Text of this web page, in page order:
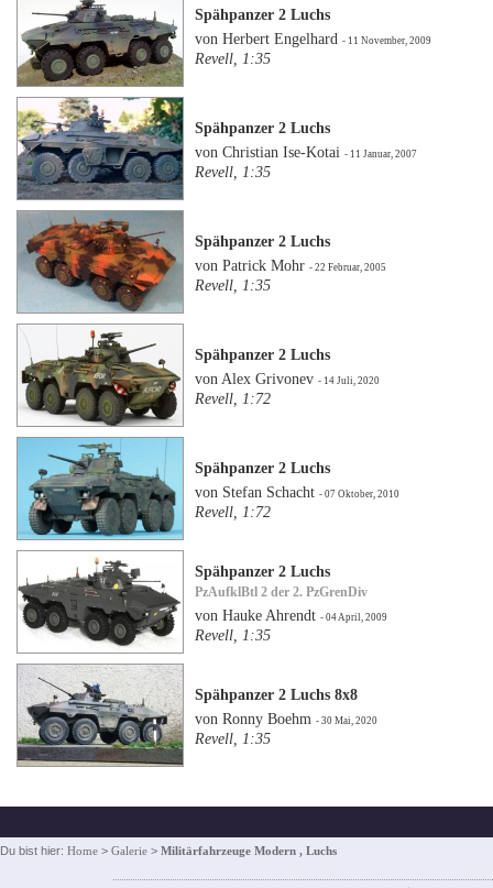
Spähpanzer 2 Luchs
von Herbert Engelhard- 11 November, 2009
Revell, 1:35
Spähpanzer 2 Luchs
von Christian Ise-Kotai- 11 Januar, 2007
Revell, 1:35
Spähpanzer 2 Luchs
von Patrick Mohr- 22 Februar, 2005
Revell, 1:35
Spähpanzer 2 Luchs
von Alex Grivonev- 14 Juli, 2020
Revell, 1:72
Spähpanzer 2 Luchs
von Stefan Schacht- 07 Oktober, 2010
Revell, 1:72
Spähpanzer 2 Luchs
PzAufklBtl 2 der 2. PzGrenDiv
von Hauke Ahrendt- 04 April, 2009
Revell, 1:35
Spähpanzer 2 Luchs 8x8
von Ronny Boehm- 30 Mai, 2020
Revell, 1:35
Du bist hier: Home > Galerie > Militärfahrzeuge Modern , Luchs